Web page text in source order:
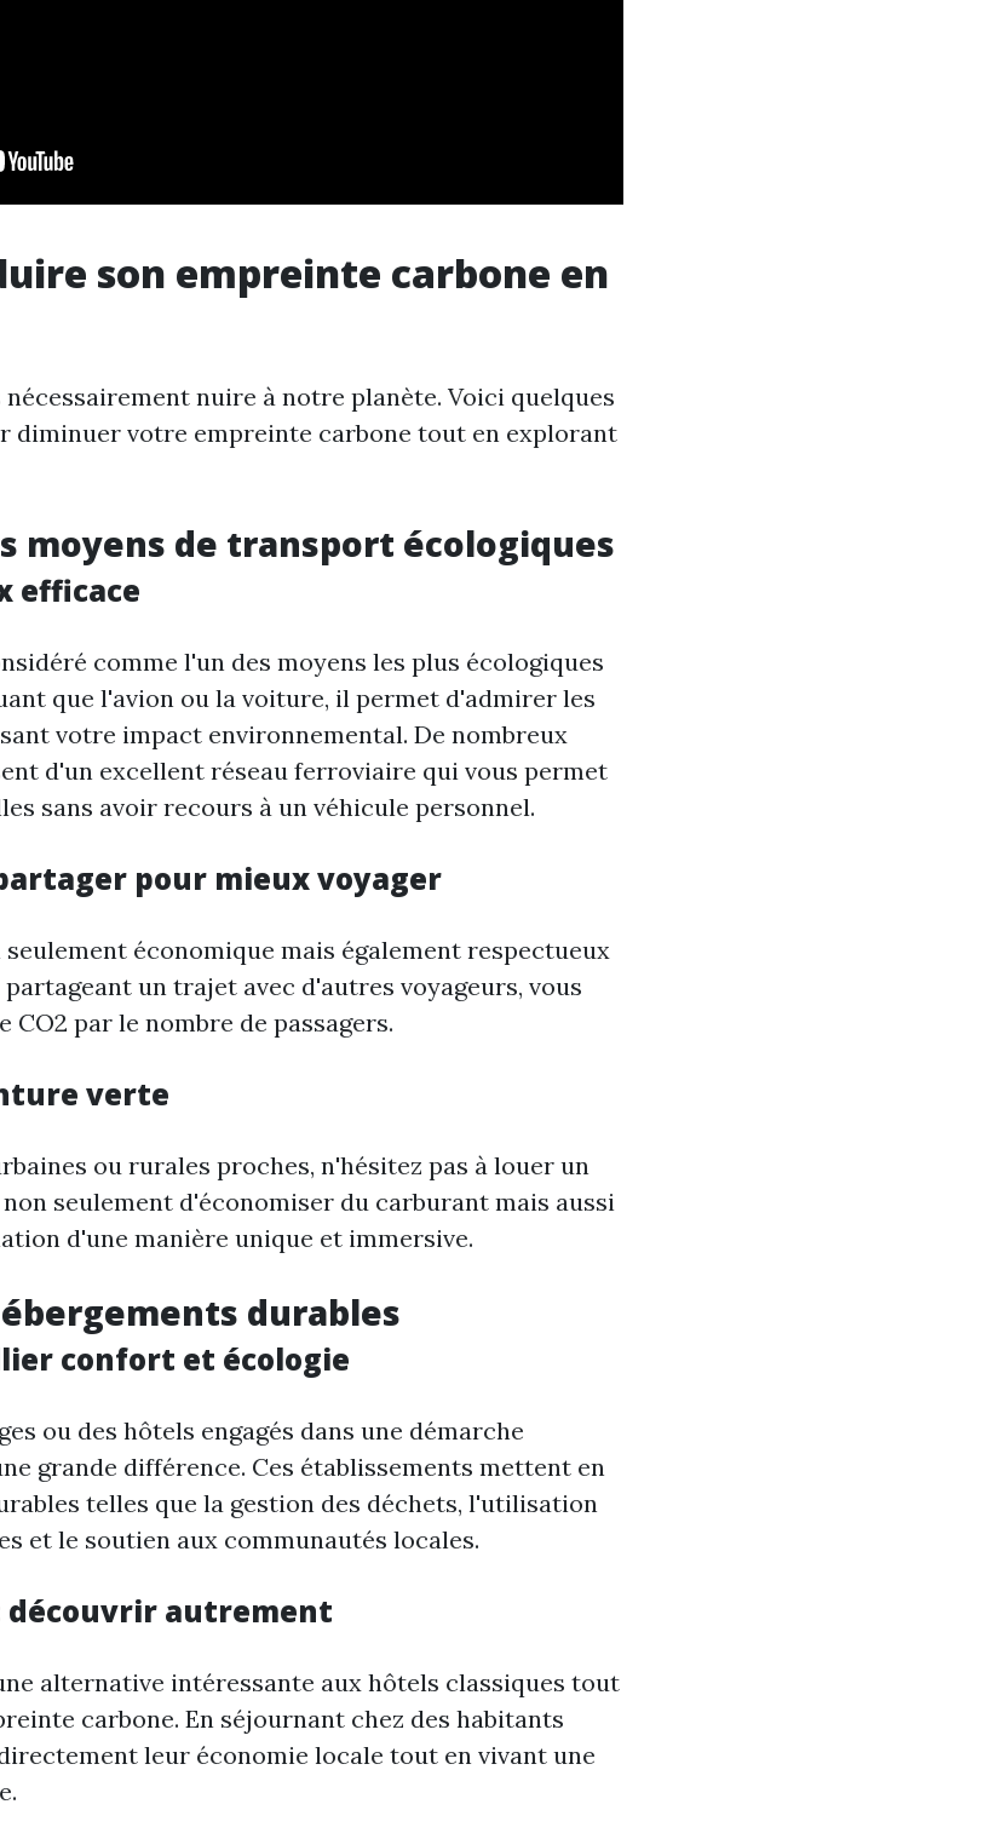
son empreinte carbone en
nécessairement nuire à notre planète. Voici quelques
diminuer votre empreinte carbone tout en explorant
moyens de transport écologiques
efficace
comme l'un des moyens les plus écologiques
que l'avion ou la voiture, il permet d'admirer les
votre impact environnemental. De nombreux
d'un excellent réseau ferroviaire qui vous permet
sans avoir recours à un véhicule personnel.
pour mieux voyager
économique mais également respectueux
un trajet avec d'autres voyageurs, vous
CO2 par le nombre de passagers.
verte
ou rurales proches, n'hésitez pas à louer un
seulement d'économiser du carburant mais aussi
d'une manière unique et immersive.
durables
confort et écologie
ou des hôtels engagés dans une démarche
grande différence. Ces établissements mettent en
telles que la gestion des déchets, l'utilisation
et le soutien aux communautés locales.
découvrir autrement
alternative intéressante aux hôtels classiques tout
carbone. En séjournant chez des habitants
leur économie locale tout en vivant une